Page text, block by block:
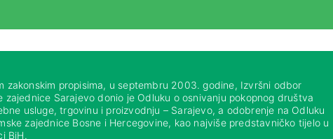
zakonskim propisima, u septembru 2003. godine, Izvršni odbor
zajednice Sarajevo donio je Odluku o osnivanju pokopnog društva
usluge, trgovinu i proizvodnju – Sarajevo, a odobrenje na Odluku
zajednice Bosne i Hercegovine, kao najviše predstavničko tijelo u
BiH.